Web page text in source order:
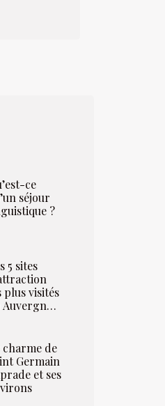
ce
séjour
?
5 sites
plus visités
Auvergne-
charme de
Germain
et ses